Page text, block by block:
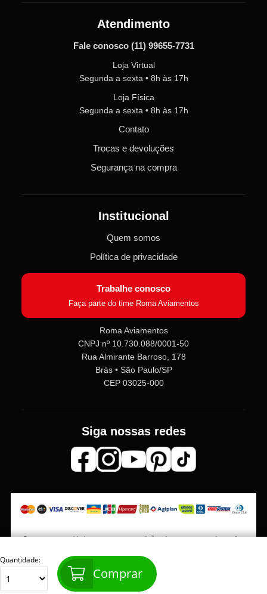
Quantidade:
Comprar
Atendimento
Fale conosco (11) 99655-7731
Loja Virtual
Segunda a sexta • 8h às 17h
Loja Física
Segunda a sexta • 8h às 17h
Contato
Trocas e devoluções
Segurança na compra
Institucional
Quem somos
Política de privacidade
Trabalhe conosco
Faça parte do time Roma Aviamentos
Roma Aviamentos
CNPJ nº 10.730.088/0001-50
Rua Almirante Barroso, 178
Brás • São Paulo/SP
CEP 03025-000
Siga nossas redes
Os preços, quantidade em estoque e condições de pagamento podem sofrer